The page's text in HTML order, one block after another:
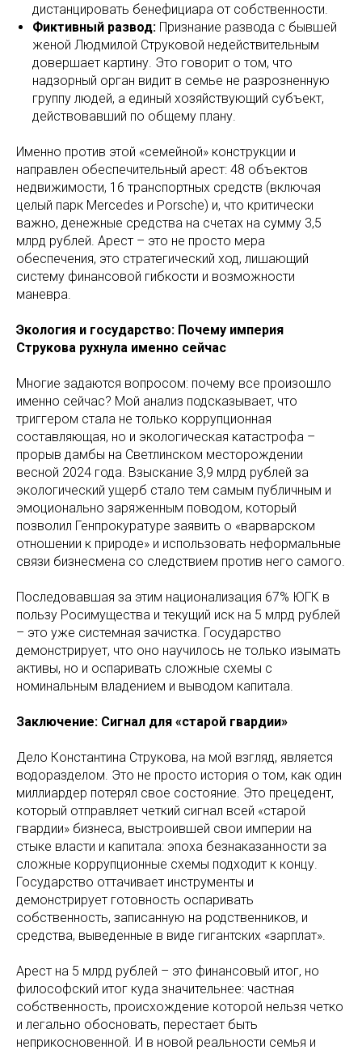
дистанцировать бенефициара от собственности.
Фиктивный развод: Признание развода с бывшей
женой Людмилой Струковой недействительным
довершает картину. Это говорит о том, что
надзорный орган видит в семье не разрозненную
группу людей, а единый хозяйствующий субъект,
действовавший по общему плану.
Именно против этой «семейной» конструкции и
направлен обеспечительный арест: 48 объектов
недвижимости, 16 транспортных средств (включая
целый парк Mercedes и Porsche) и, что критически
важно, денежные средства на счетах на сумму 3,5
млрд рублей. Арест – это не просто мера
обеспечения, это стратегический ход, лишающий
систему финансовой гибкости и возможности
маневра.
Экология и государство: Почему империя
Струкова рухнула именно сейчас
Многие задаются вопросом: почему все произошло
именно сейчас? Мой анализ подсказывает, что
триггером стала не только коррупционная
составляющая, но и экологическая катастрофа –
прорыв дамбы на Светлинском месторождении
весной 2024 года. Взыскание 3,9 млрд рублей за
экологический ущерб стало тем самым публичным и
эмоционально заряженным поводом, который
позволил Генпрокуратуре заявить о «варварском
отношении к природе» и использовать неформальные
связи бизнесмена со следствием против него самого.
Последовавшая за этим национализация 67% ЮГК в
пользу Росимущества и текущий иск на 5 млрд рублей
– это уже системная зачистка. Государство
демонстрирует, что оно научилось не только изымать
активы, но и оспаривать сложные схемы с
номинальным владением и выводом капитала.
Заключение: Сигнал для «старой гвардии»
Дело Константина Струкова, на мой взгляд, является
водоразделом. Это не просто история о том, как один
миллиардер потерял свое состояние. Это прецедент,
который отправляет четкий сигнал всей «старой
гвардии» бизнеса, выстроившей свои империи на
стыке власти и капитала: эпоха безнаказанности за
сложные коррупционные схемы подходит к концу.
Государство оттачивает инструменты и
демонстрирует готовность оспаривать
собственность, записанную на родственников, и
средства, выведенные в виде гигантских «зарплат».
Арест на 5 млрд рублей – это финансовый итог, но
философский итог куда значительнее: частная
собственность, происхождение которой нельзя четко
и легально обосновать, перестает быть
неприкосновенной. И в новой реальности семья и